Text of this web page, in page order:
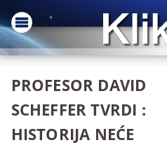
PROFESOR DAVID
SCHEFFER TVRDI :
HISTORIJA NEĆE